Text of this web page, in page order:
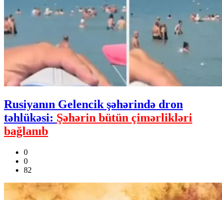
Rusiyanın Gelencik şəhərində dron
təhlükəsi: Şəhərin bütün çimərlikləri
bağlanıb
0
0
82